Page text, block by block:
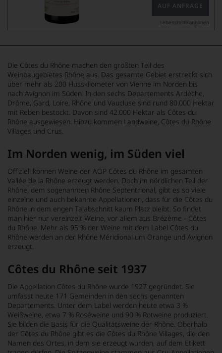
AUF ANFRAGE
Lebensmittel­angaben
Die Côtes du Rhône machen den größten Teil des
Weinbaugebietes Rhône aus. Das gesamte Gebiet erstreckt sich
über mehr als 200 Flusskilometer von Vienne im Norden bis
nach Avignon im Süden. In den sechs Departements Ardèche,
Drôme, Gard, Loire, Rhône und Vaucluse sind rund 80.000 Hektar
mit Reben bestockt. Davon sind 42.000 Hektar als Côtes du
Rhône ausgewiesen. Hinzu kommen Landweine, Côtes du Rhône
Villages und Crus.
Im Norden wenig, im Süden viel
Offiziell können Weine der AOP Côtes du Rhône im gesamten
Vallée de la Rhône erzeugt werden. Doch im nördlichen Teil der
Rhône, dem sogenannten Rhône Septentrional, gibt es so viele
einzelne und auch bekannte Appellationen, dass für die Côtes du
Rhône in dem engen Talabschnitt kaum Platz bleibt. So findet
man hier nur vereinzelt Weine, vor allem aus Brézème - Côtes
du Rhône. Mehr als 95 % der Weine mit dem Label Côtes du
Rhône werden an der Rhône Méridional um Orange und Avignon
erzeugt.
Côtes du Rhône seit 1937
Die Appellation Côtes du Rhône wurde 1927 gegründet. Sie
umfasst heute 171 Gemeinden in den sechs genannten
Departements. Unter dem Label werden heute etwa 3 %
Weißweine, etwa 7 % Roséweine und 90 % Rotweine produziert.
Sie bilden die Basis für die Qualitätsweine der Rhône. Oberhalb
der Côtes du Rhône gibt es die Côtes du Rhône Villages, die den
Namen des Ortes, in dem sie erzeugt wurden, auf dem Etikett